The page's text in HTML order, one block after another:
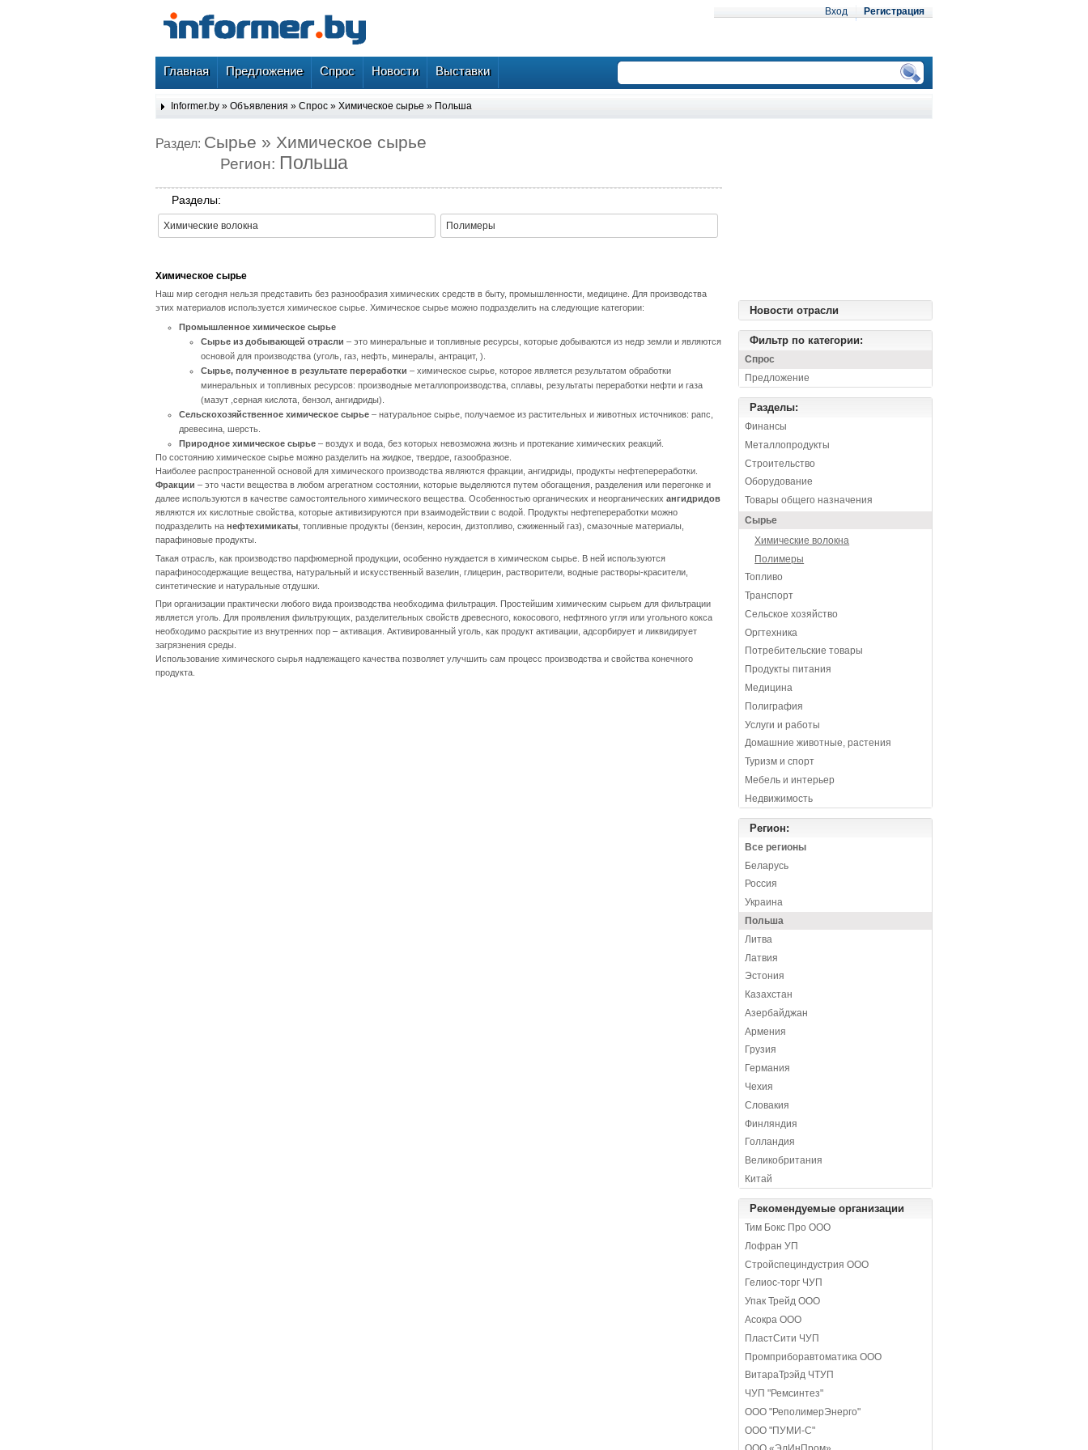
Вход Регистрация
Главная Предложение Спрос Новости Выставки
Informer.by » Объявления » Спрос » Химическое сырье » Польша
Раздел: Сырье » Химическое сырье
Регион: Польша
Разделы:
Химические волокна Полимеры
Химическое сырье
Наш мир сегодня нельзя представить без разнообразия химических средств в быту, промышленности, медицине. Для производства
этих материалов используется химическое сырье. Химическое сырье можно подразделить на следующие категории:
Промышленное химическое сырье
Сырье из добывающей отрасли – это минеральные и топливные ресурсы, которые добываются из недр земли и являются
основой для производства (уголь, газ, нефть, минералы, антрацит, ).
Сырье, полученное в результате переработки – химическое сырье, которое является результатом обработки
минеральных и топливных ресурсов: производные металлопроизводства, сплавы, результаты переработки нефти и газа
(мазут ,серная кислота, бензол, ангидриды).
Сельскохозяйственное химическое сырье– натуральное сырье, получаемое из растительных и животных источников: рапс,
древесина, шерсть.
Природное химическое сырье– воздух и вода, без которых невозможна жизнь и протекание химических реакций.
По состоянию химическое сырье можно разделить на жидкое, твердое, газообразное.
Наиболее распространенной основой для химического производства являются фракции, ангидриды, продукты нефтепереработки.
Фракции – это части вещества в любом агрегатном состоянии, которые выделяются путем обогащения, разделения или перегонке и
далее используются в качестве самостоятельного химического вещества. Особенностью органических и неорганических ангидридов
являются их кислотные свойства, которые активизируются при взаимодействии с водой. Продукты нефтепереработки можно
подразделить на нефтехимикаты , топливные продукты (бензин, керосин, дизтопливо, сжиженный газ), смазочные материалы,
парафиновые продукты.
Такая отрасль, как производство парфюмерной продукции, особенно нуждается в химическом сырье. В ней используются
парафиносодержащие вещества, натуральный и искусственный вазелин, глицерин, растворители, водные растворы-красители,
синтетические и натуральные отдушки.
При организации практически любого вида производства необходима фильтрация. Простейшим химическим сырьем для фильтрации
является уголь. Для проявления фильтрующих, разделительных свойств древесного, кокосового, нефтяного угля или угольного кокса
необходимо раскрытие из внутренних пор – активация. Активированный уголь, как продукт активации, адсорбирует и ликвидирует
загрязнения среды.
Использование химического сырья надлежащего качества позволяет улучшить сам процесс производства и свойства конечного
продукта.
Новости отрасли
Фильтр по категории:
Спрос
Предложение
Разделы:
Финансы
Металлопродукты
Строительство
Оборудование
Товары общего назначения
Сырье
Химические волокна
Полимеры
Топливо
Транспорт
Сельское хозяйство
Оргтехника
Потребительские товары
Продукты питания
Медицина
Полиграфия
Услуги и работы
Домашние животные, растения
Туризм и спорт
Мебель и интерьер
Недвижимость
Регион:
Все регионы
Беларусь
Россия
Украина
Польша
Литва
Латвия
Эстония
Казахстан
Азербайджан
Армения
Грузия
Германия
Чехия
Словакия
Финляндия
Голландия
Великобритания
Китай
Рекомендуемые организации
Тим Бокс Про ООО
Лофран УП
Стройспециндустрия ООО
Гелиос-торг ЧУП
Упак Трейд ООО
Асокра ООО
ПластСити ЧУП
Промприборавтоматика ООО
ВитараТрэйд ЧТУП
ЧУП "Ремсинтез"
ООО "РеполимерЭнерго"
ООО "ПУМИ-С"